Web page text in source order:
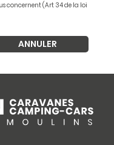
concernent (Art 34 de la loi